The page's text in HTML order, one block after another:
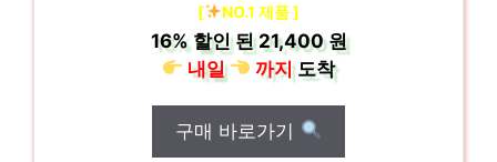
[ NO.1 제품 ]
16%할인 된21,400 원
내일
까지도착
구매 바로가기